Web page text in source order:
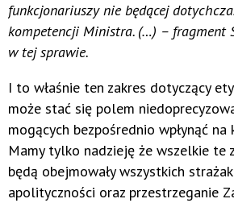
funkcjonariuszy nie będącej
kompetencji Ministra. (…) – fragment
w tej sprawie.
I to właśnie ten zakres dotyczący
może stać się polem
mogących bezpośrednio wpłynąć na
Mamy tylko nadzieję że wszelkie te
będą obejmowały wszystkich
apolityczności oraz przestrzeganie